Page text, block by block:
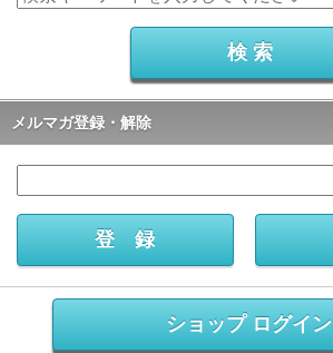
メルマガ登録・解除
ショップ ログイン